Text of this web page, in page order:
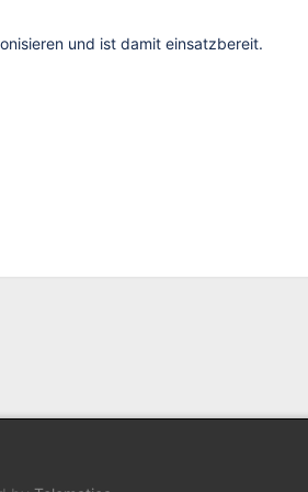
und ist damit einsatzbereit.